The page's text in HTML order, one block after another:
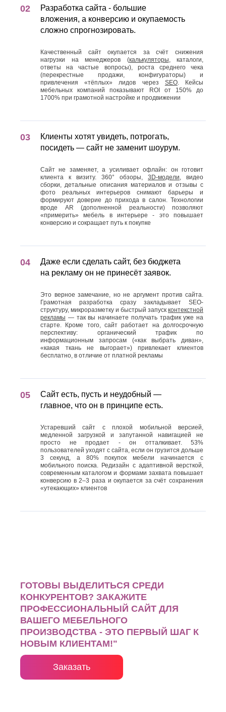
Разработка сайта - большие
вложения, а конверсию и окупаемость
сложно спрогнозировать.
Качественный сайт окупается за счёт снижения
нагрузки на менеджеров (калькуляторы, каталоги,
ответы на частые вопросы), роста среднего чека
(перекрестные продажи, конфигураторы) и
привлечения «тёплых» лидов через SEO. Кейсы
мебельных компаний показывают ROI от 150% до
1700% при грамотной настройке и продвижении
Клиенты хотят увидеть, потрогать,
посидеть — сайт не заменит шоурум.
Сайт не заменяет, а усиливает офлайн: он готовит
клиента к визиту. 360° обзоры, 3D-модели, видео
сборки, детальные описания материалов и отзывы с
фото реальных интерьеров снимают барьеры и
формируют доверие до прихода в салон. Технологии
вроде AR (дополненной реальности) позволяют
«примерить» мебель в интерьере - это повышает
конверсию и сокращает путь к покупке
Даже если сделать сайт, без бюджета
на рекламу он не принесёт заявок.
Это верное замечание, но не аргумент против сайта.
Грамотная разработка сразу закладывает SEO-
структуру, микроразметку и быстрый запуск контекстной
рекламы — так вы начинаете получать трафик уже на
старте. Кроме того, сайт работает на долгосрочную
перспективу: органический трафик по
информационным запросам («как выбрать диван»,
«какая ткань не выгорает») привлекает клиентов
бесплатно, в отличие от платной рекламы
Сайт есть, пусть и неудобный —
главное, что он в принципе есть.
Устаревший сайт с плохой мобильной версией,
медленной загрузкой и запутанной навигацией не
просто не продает - он отталкивает. 53%
пользователей уходят с сайта, если он грузится дольше
3 секунд, а 80% покупок мебели начинается с
мобильного поиска. Редизайн с адаптивной версткой,
современным каталогом и формами захвата повышает
конверсию в 2–3 раза и окупается за счёт сохранения
«утекающих» клиентов
ГОТОВЫ ВЫДЕЛИТЬСЯ СРЕДИ
КОНКУРЕНТОВ? ЗАКАЖИТЕ
ПРОФЕССИОНАЛЬНЫЙ САЙТ ДЛЯ
ВАШЕГО МЕБЕЛЬНОГО
ПРОИЗВОДСТВА - ЭТО ПЕРВЫЙ ШАГ К
НОВЫМ КЛИЕНТАМ!"
Заказать